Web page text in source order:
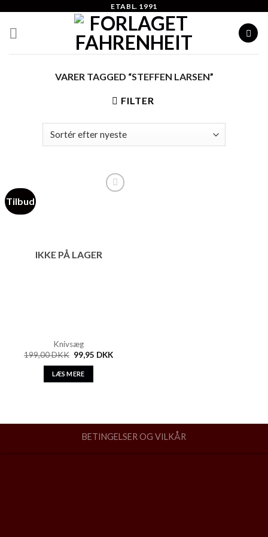
content
ETABL. 1991
VARER TAGGED “STEFFEN LARSEN”
FILTER
Tilbud
IKKE PÅ LAGER
Knivsæg
199,00DKK 99,95 DKK
LÆS MERE
BETINGELSER OG VILKÅR